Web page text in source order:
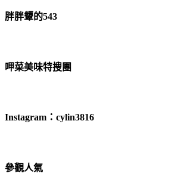
胖胖顰的543
呷菜美味特搜團
Instagram：cylin3816
參觀人氣